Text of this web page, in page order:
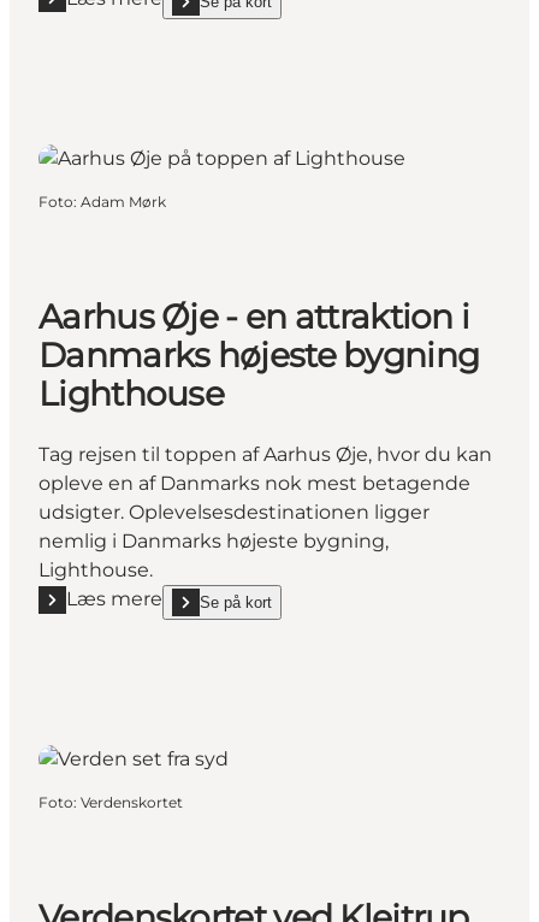
Læs mere "Naturhistorisk Museum"
show Naturhistorisk Museum on_map
Foto: Adam Mørk
Aarhus Øje - en attraktion i
Danmarks højeste bygning
Lighthouse
Tag rejsen til toppen af Aarhus Øje, hvor du kan
opleve en af Danmarks nok mest betagende
udsigter. Oplevelsesdestinationen ligger
nemlig i Danmarks højeste bygning,
Lighthouse.
Læs mere
Læs mere "Aarhus Øje - en attraktion i Danmarks
Se på kort
show Aarhus Øje - en attraktion i Danmarks
Foto: Verdenskortet